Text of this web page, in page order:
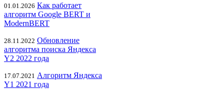
01.01.2026 Как работает
алгоритм Google BERT и
ModernBERT
28.11.2022 Обновление
алгоритма поиска Яндекса
Y2 2022 года
17.07.2021 Алгоритм Яндекса
Y1 2021 года